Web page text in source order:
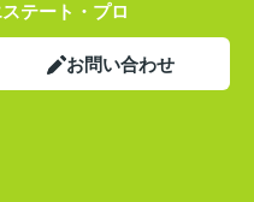
テート・プロ
お問い合わせ